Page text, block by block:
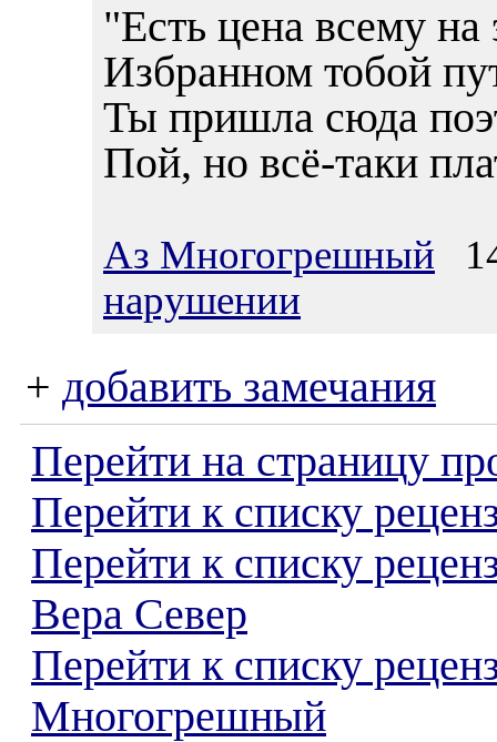
"Есть цена всему на
Избранном тобой
Ты пришла сюда
Пой, но всё-таки
Аз Многогрешный
нарушении
+ добавить замечания
Перейти на страницу
Перейти к списку
Перейти к списку
Вера Север
Перейти к списку
Многогрешный